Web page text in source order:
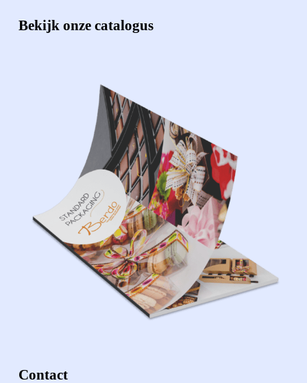
Bekijk onze catalogus
Contact